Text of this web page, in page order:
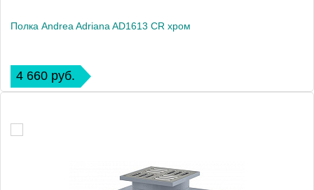
Полка Andrea Adriana AD1613 CR хром
4 660 руб.